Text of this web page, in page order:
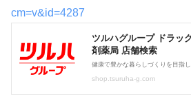
cm=v&id=4287